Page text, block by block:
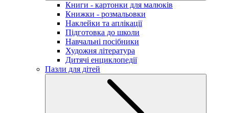
Книги - картонки для малюків
Книжки - розмальовки
Наклейки та аплікації
Підготовка до школи
Навчальні посібники
Художня література
Дитячі енциклопедії
Пазли для дітей